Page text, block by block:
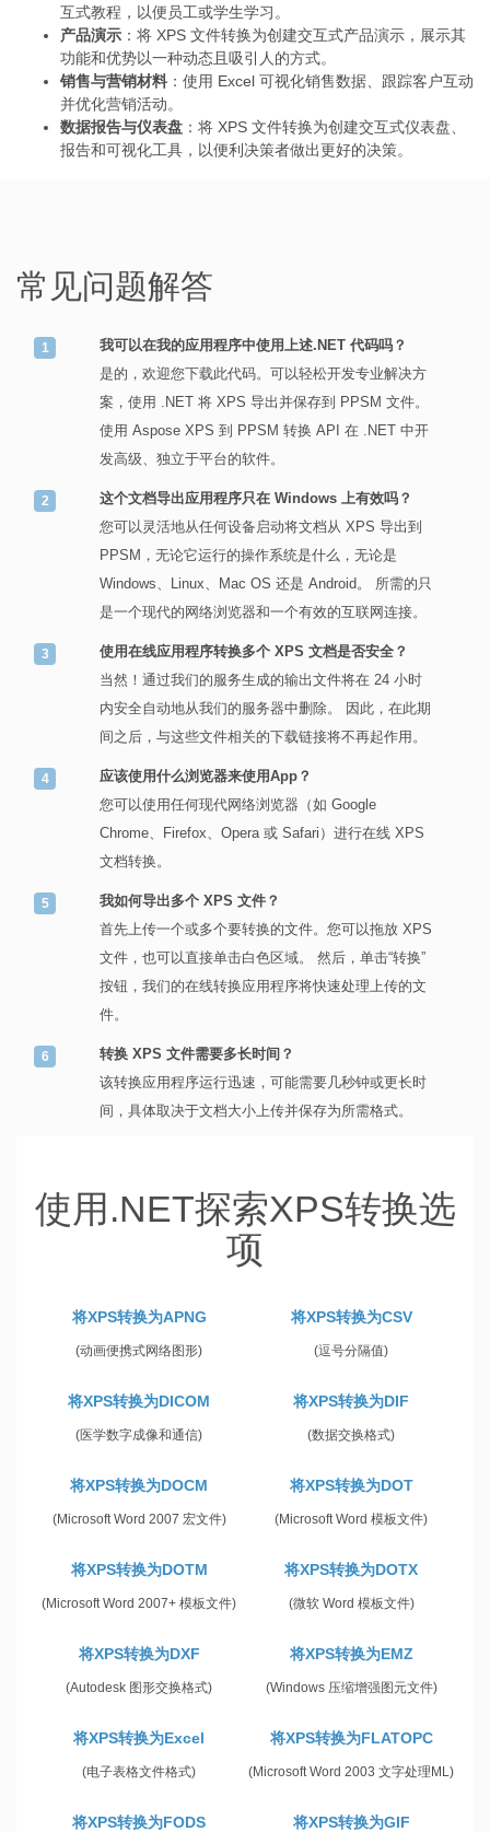
互式教程，以便员工或学生学习。
产品演示 ：将 XPS 文件转换为创建交互式产品演示，展示其
功能和优势以一种动态且吸引人的方式。
销售与营销材料 ：使用 Excel 可视化销售数据、跟踪客户互动
并优化营销活动。
数据报告与仪表盘 ：将 XPS 文件转换为创建交互式仪表盘、
报告和可视化工具，以便利决策者做出更好的决策。
常见问题解答
我可以在我的应用程序中使用上述.NET 代码吗？
是的，欢迎您下载此代码。可以轻松开发专业解决方
案，使用 .NET 将 XPS 导出并保存到 PPSM 文件。
使用 Aspose XPS 到 PPSM 转换 API 在 .NET 中开
发高级、独立于平台的软件。
这个文档导出应用程序只在 Windows 上有效吗？
您可以灵活地从任何设备启动将文档从 XPS 导出到
PPSM，无论它运行的操作系统是什么，无论是
Windows、Linux、Mac OS 还是 Android。 所需的只
是一个现代的网络浏览器和一个有效的互联网连接。
使用在线应用程序转换多个 XPS 文档是否安全？
当然！通过我们的服务生成的输出文件将在 24 小时
内安全自动地从我们的服务器中删除。 因此，在此期
间之后，与这些文件相关的下载链接将不再起作用。
应该使用什么浏览器来使用App？
您可以使用任何现代网络浏览器（如 Google
Chrome、Firefox、Opera 或 Safari）进行在线 XPS
文档转换。
我如何导出多个 XPS 文件？
首先上传一个或多个要转换的文件。您可以拖放 XPS
文件，也可以直接单击白色区域。 然后，单击“转换”
按钮，我们的在线转换应用程序将快速处理上传的文
件。
转换 XPS 文件需要多长时间？
该转换应用程序运行迅速，可能需要几秒钟或更长时
间，具体取决于文档大小上传并保存为所需格式。
使用.NET探索XPS转换选
项
将XPS转换为APNG
(动画便携式网络图形)
将XPS转换为CSV
(逗号分隔值)
将XPS转换为DICOM
(医学数字成像和通信)
将XPS转换为DIF
(数据交换格式)
将XPS转换为DOCM
(Microsoft Word 2007 宏文件)
将XPS转换为DOT
(Microsoft Word 模板文件)
将XPS转换为DOTM
(Microsoft Word 2007+ 模板文件)
将XPS转换为DOTX
(微软 Word 模板文件)
将XPS转换为DXF
(Autodesk 图形交换格式)
将XPS转换为EMZ
(Windows 压缩增强图元文件)
将XPS转换为Excel
(电子表格文件格式)
将XPS转换为FLATOPC
(Microsoft Word 2003 文字处理ML)
将XPS转换为FODS 将XPS转换为GIF